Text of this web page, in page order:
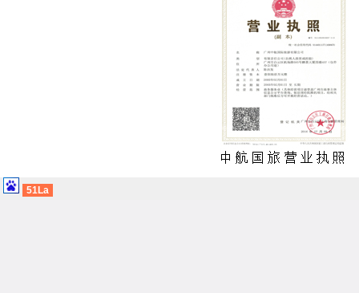
51La